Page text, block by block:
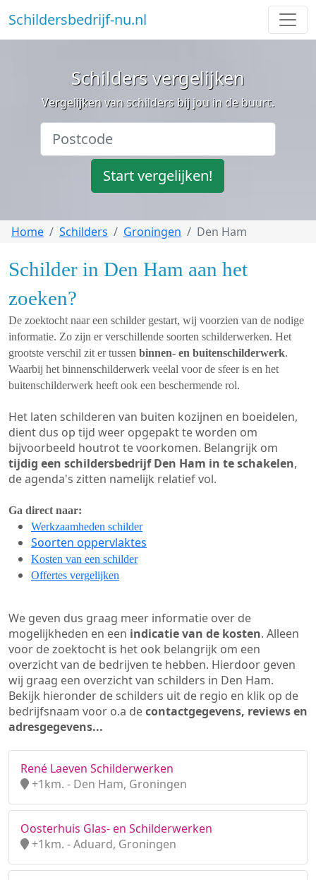
Schildersbedrijf-nu.nl
Schilders vergelijken
Vergelijken van schilders bij jou in de buurt.
Start vergelijken!
Home Schilders Groningen Den Ham
Schilder in Den Ham aan het
zoeken?
De zoektocht naar een schilder gestart, wij voorzien van de nodige
informatie. Zo zijn er verschillende soorten schilderwerken. Het
grootste verschil zit er tussen binnen- en buitenschilderwerk.
Waarbij het binnenschilderwerk veelal voor de sfeer is en het
buitenschilderwerk heeft ook een beschermende rol.
Het laten schilderen van buiten kozijnen en boeidelen,
dient dus op tijd weer opgepakt te worden om
bijvoorbeeld houtrot te voorkomen. Belangrijk om
tijdig een schildersbedrijf Den Ham in te schakelen,
de agenda's zitten namelijk relatief vol.
Ga direct naar:
Werkzaamheden schilder
Soorten oppervlaktes
Kosten van een schilder
Offertes vergelijken
We geven dus graag meer informatie over de
mogelijkheden en een indicatie van de kosten. Alleen
voor de zoektocht is het ook belangrijk om een
overzicht van de bedrijven te hebben. Hierdoor geven
wij graag een overzicht van schilders in Den Ham.
Bekijk hieronder de schilders uit de regio en klik op de
bedrijfsnaam voor o.a decontactgegevens, reviews en
adresgegevens...
René Laeven Schilderwerken
+1km. - Den Ham, Groningen
Oosterhuis Glas- en Schilderwerken
+1km. - Aduard, Groningen